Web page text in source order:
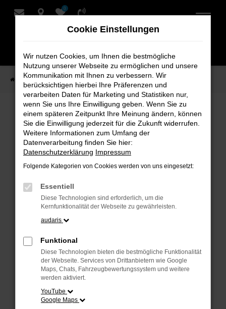
Zum
0
Startseite Verkauf Fahrzeug-Showroom
Fahrzeug-Showroom
Beim Laden ist ein Fehler aufgetreten.
Hier sind ein paar Tipps, die dir helfen können:
Überprüfe deine Firewall und deine
Internetverbindung.
Laden andere Webseiten, zum Beispiel
deine Suchmaschine?
Prüfe deine Browsererweiterungen.
Manche Erweiterungen, wie Werbeblocker,
können das Laden bestimmter Seiten
Cookie Einstellungen
Wir nutzen Cookies, um Ihnen die bestmögliche
Nutzung unserer Webseite zu ermöglichen und unsere
Kommunikation mit Ihnen zu verbessern. Wir
berücksichtigen hierbei Ihre Präferenzen und
verarbeiten Daten für Marketing und Statistiken nur,
wenn Sie uns Ihre Einwilligung geben. Wenn Sie zu
einem späteren Zeitpunkt Ihre Meinung ändern, können
Sie die Einwilligung jederzeit für die Zukunft widerrufen.
Weitere Informationen zum Umfang der
Datenverarbeitung finden Sie hier:
Datenschutzerklärung Impressum
Folgende Kategorien von Cookies werden von uns eingesetzt:
Essentiell
Diese Technologien sind erforderlich, um die
Kernfunktionalität der Webseite zu gewährleisten.
audaris
Funktional
Diese Technologien bieten die bestmögliche Funktionalität
der Webseite. Services von Drittanbietern wie Google
Maps, Chats, Fahrzeugbewertungssystem und weitere
werden aktiviert.
YouTube
Google Maps